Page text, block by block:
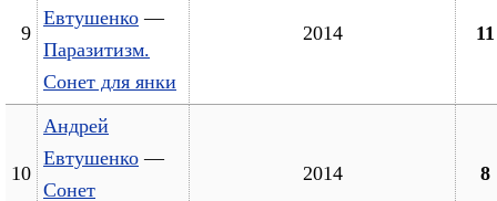
9
Евтушенко —
Паразитизм.
Сонет для янки
2014 11
10
Андрей
Евтушенко —
Сонет
2014 8